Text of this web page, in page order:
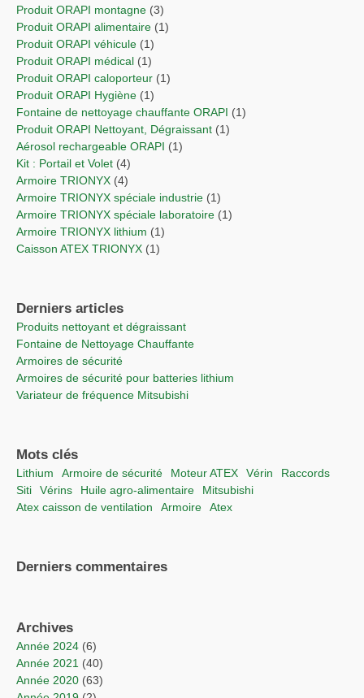
Produit ORAPI montagne (3)
Produit ORAPI alimentaire (1)
Produit ORAPI véhicule (1)
Produit ORAPI médical (1)
Produit ORAPI caloporteur (1)
Produit ORAPI Hygiène (1)
Fontaine de nettoyage chauffante ORAPI (1)
Produit ORAPI Nettoyant, Dégraissant (1)
Aérosol rechargeable ORAPI (1)
Kit : Portail et Volet (4)
Armoire TRIONYX (4)
Armoire TRIONYX spéciale industrie (1)
Armoire TRIONYX spéciale laboratoire (1)
Armoire TRIONYX lithium (1)
Caisson ATEX TRIONYX (1)
Derniers articles
Produits nettoyant et dégraissant
Fontaine de Nettoyage Chauffante
Armoires de sécurité
Armoires de sécurité pour batteries lithium
Variateur de fréquence Mitsubishi
Mots clés
lithium Armoire de sécurité moteur ATEX vérin
raccords
Siti
vérins Huile agro-alimentaire
Mitsubishi
Atex caisson de ventilation
Armoire Atex
Derniers commentaires
Archives
année 2024 (6)
année 2021 (40)
année 2020 (63)